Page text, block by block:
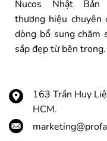
Nucos Nhật
thương hiệu chuyên
dòng bổ sung chăm
sắp đẹp từ bên trong.
163 Trần Huy
HCM.